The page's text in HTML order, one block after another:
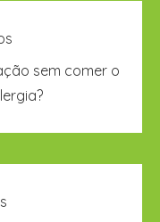
sem comer o
por inalação (por
com a pele.
da América